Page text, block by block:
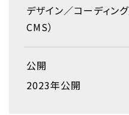
デザイン
コーディング
CMS）
公開
2023年公開